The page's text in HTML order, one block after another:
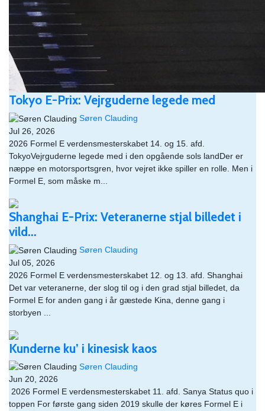
Tokyo E-Prix: Vejrguderne legede med
Søren Clauding
Jul 26, 2026
2026 Formel E verdensmesterskabet 14. og 15. afd.
TokyoVejrguderne legede med i den opgående sols landDer er
næppe en motorsportsgren, hvor vejret ikke spiller en rolle. Men i
Formel E, som måske m...
Shanghai E-Prix: Veteranerne stjal billedet i
vild...
Søren Clauding
Jul 05, 2026
2026 Formel E verdensmesterskabet 12. og 13. afd. Shanghai
Det var veteranerne, der slog til og i den grad stjal billedet, da
Formel E for anden gang i år gæstede Kina, denne gang i
storbyen ...
Kunderne ku’ i kinesisk kaos
Søren Clauding
Jun 20, 2026
​ 2026 Formel E verdensmesterskabet 11. afd. Sanya Status quo i
toppen For første gang siden 2019 skulle der køres Formel E i